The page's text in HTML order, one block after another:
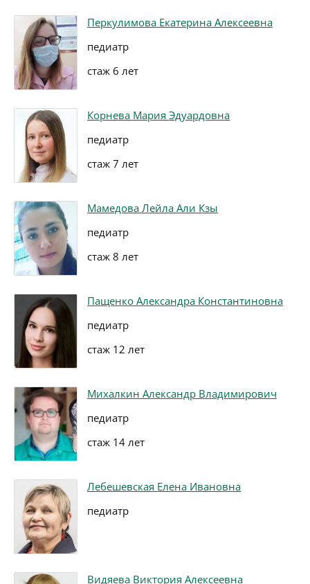
Перкулимова Екатерина Алексеевна
педиатр
стаж 6 лет
Корнева Мария Эдуардовна
педиатр
стаж 7 лет
Мамедова Лейла Али Кзы
педиатр
стаж 8 лет
Пащенко Александра Константиновна
педиатр
стаж 12 лет
Михалкин Александр Владимирович
педиатр
стаж 14 лет
Лебешевская Елена Ивановна
педиатр
Видяева Виктория Алексеевна